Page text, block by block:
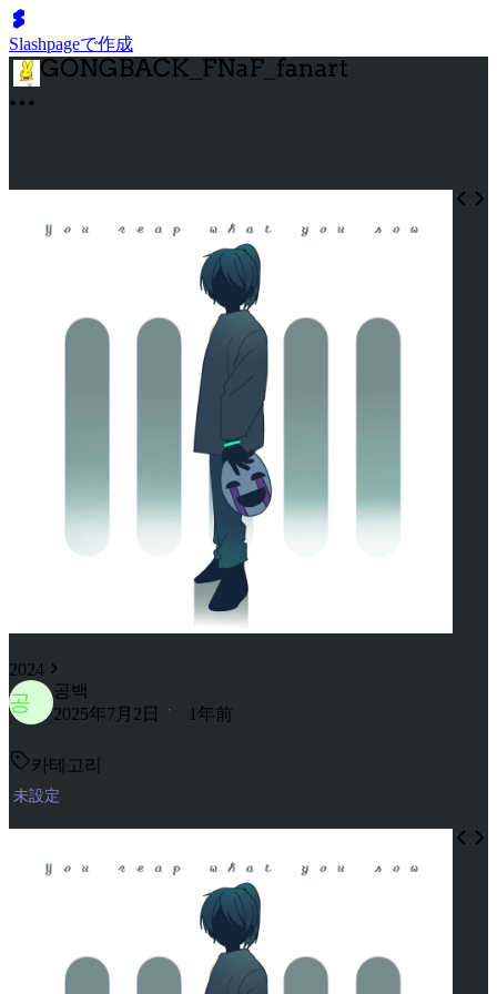
Slashpageで作成
2024
공
공백
2025年7月2日
1年前
카테고리
未設定